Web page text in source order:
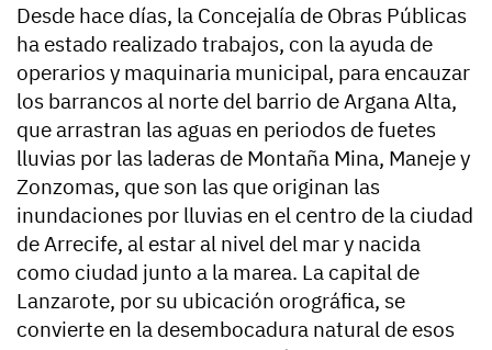
Desde hace días, la Concejalía de Obras Públicas
ha estado realizado trabajos, con la ayuda de
operarios y maquinaria municipal, para encauzar
los barrancos al norte del barrio de Argana Alta,
que arrastran las aguas en periodos de fuetes
lluvias por las laderas de Montaña Mina, Maneje y
Zonzomas, que son las que originan las
inundaciones por lluvias en el centro de la ciudad
de Arrecife, al estar al nivel del mar y nacida
como ciudad junto a la marea. La capital de
Lanzarote, por su ubicación orográfica, se
convierte en la desembocadura natural de esos